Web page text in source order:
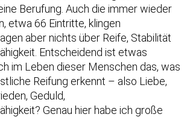
Berufung. Auch die immer wieder
etwa 66 Eintritte, klingen
aber nichts über Reife, Stabilität
Entscheidend ist etwas
im Leben dieser Menschen das, was
Reifung erkennt – also Liebe,
Geduld,
Genau hier habe ich große